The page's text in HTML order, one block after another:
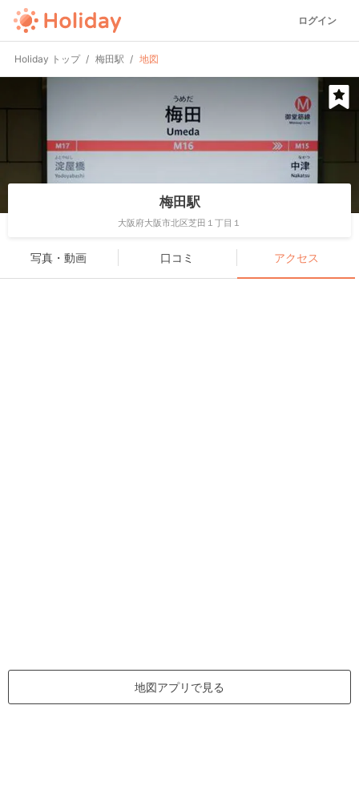
ログイン
Holiday トップ 梅田駅 地図
梅田駅
大阪府大阪市北区芝田１丁目１
写真・動画 口コミ アクセス
地図アプリで見る